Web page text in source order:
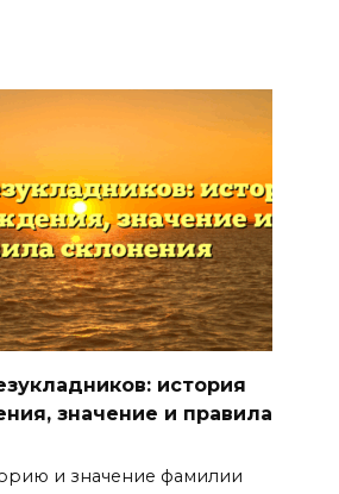
история
значение и правила
и значение фамилии